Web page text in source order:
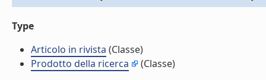
Type
Articolo in rivista (Classe)
Prodotto della ricerca
(Classe)